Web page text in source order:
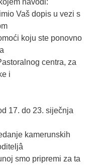
navodi:
Vaš dopis u vezi s
koju ste ponovno
centra, za
i
17. do 23. siječnja
kamerunskih
smo pripremi za ta